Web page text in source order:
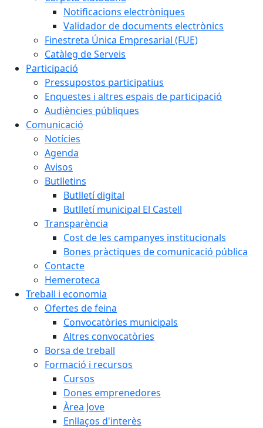
Notificacions electròniques
Validador de documents electrònics
Finestreta Única Empresarial (FUE)
Catàleg de Serveis
Participació
Pressupostos participatius
Enquestes i altres espais de participació
Audiències públiques
Comunicació
Notícies
Agenda
Avisos
Butlletins
Butlletí digital
Butlletí municipal El Castell
Transparència
Cost de les campanyes institucionals
Bones pràctiques de comunicació pública
Contacte
Hemeroteca
Treball i economia
Ofertes de feina
Convocatòries municipals
Altres convocatòries
Borsa de treball
Formació i recursos
Cursos
Dones emprenedores
Àrea Jove
Enllaços d'interès